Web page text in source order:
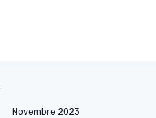
Novembre 2023